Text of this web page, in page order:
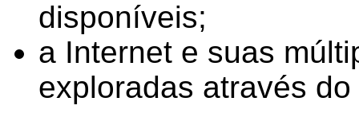
disponíveis;
a Internet e suas
exploradas através do